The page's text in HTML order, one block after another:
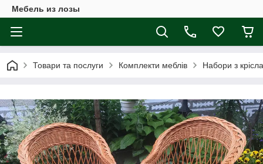
Мебель из лозы
Товари та послуги Комплекти меблів Набори з